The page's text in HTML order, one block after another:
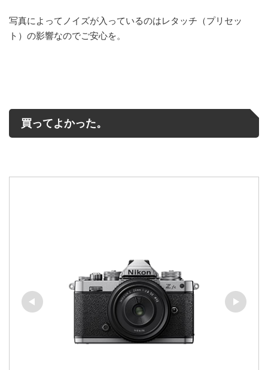
写真によってノイズが入っているのはレタッチ（プリセッ
ト）の影響なのでご安心を。
買ってよかった。